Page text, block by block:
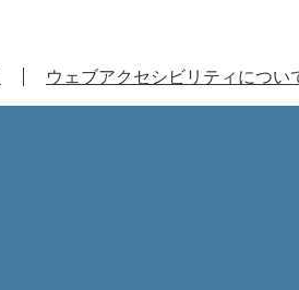
ウェブアクセシビリティについ